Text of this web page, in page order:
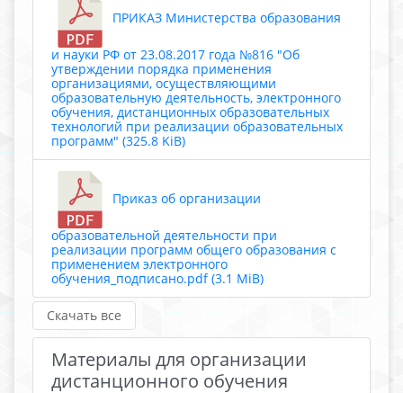
ПРИКАЗ Министерства образования
и науки РФ от 23.08.2017 года №816 "Об
утверждении порядка применения
организациями, осуществляющими
образовательную деятельность, электронного
обучения, дистанционных образовательных
технологий при реализации образовательных
программ" (325.8 KiB)
Приказ об организации
образовательной деятельности при
реализации программ общего образования с
применением электронного
обучения_подписано.pdf (3.1 MiB)
Скачать все
Материалы для организации
дистанционного обучения